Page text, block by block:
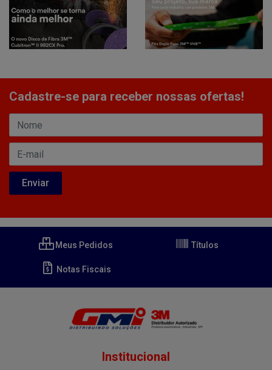
Cadastre-se para receber nossas ofertas!
Meus Pedidos Títulos
Notas Fiscais
Institucional